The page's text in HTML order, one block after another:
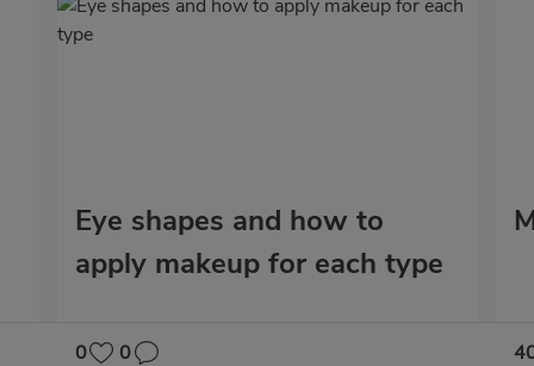
Eye shapes and how to
apply makeup for each type
0 0